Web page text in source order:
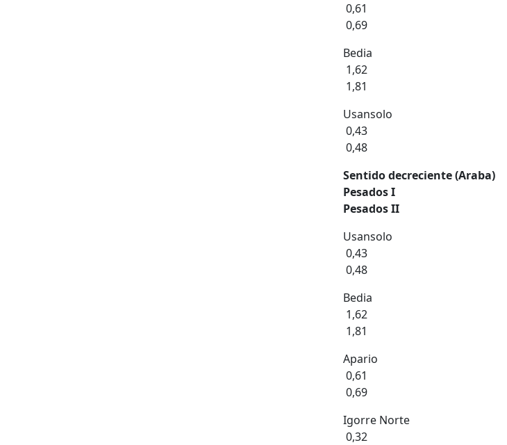
0,61
0,69
Bedia
1,62
1,81
Usansolo
0,43
0,48
Sentido decreciente (Araba)
Pesados I
Pesados II
Usansolo
0,43
0,48
Bedia
1,62
1,81
Apario
0,61
0,69
Igorre Norte
0,32